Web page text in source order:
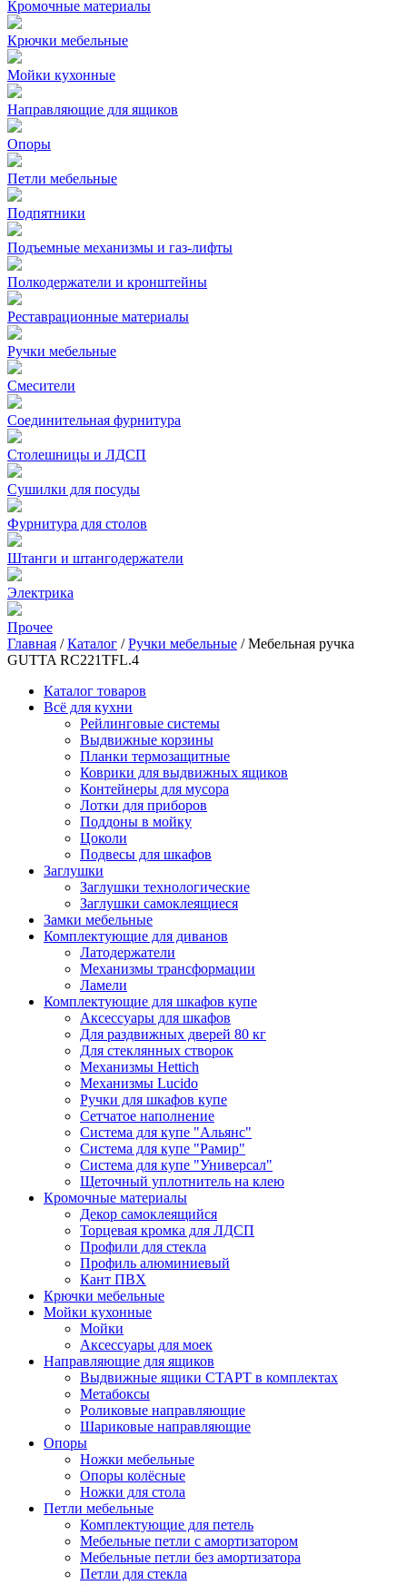
Кромочные материалы
Крючки мебельные
Мойки кухонные
Направляющие для ящиков
Опоры
Петли мебельные
Подпятники
Подъемные механизмы и газ-лифты
Полкодержатели и кронштейны
Реставрационные материалы
Ручки мебельные
Смесители
Соединительная фурнитура
Столешницы и ЛДСП
Сушилки для посуды
Фурнитура для столов
Штанги и штангодержатели
Электрика
Прочее
Главная /Каталог /Ручки мебельные /Мебельная ручка
GUTTA RC221TFL.4
Каталог товаров
Всё для кухни
Рейлинговые системы
Выдвижные корзины
Планки термозащитные
Коврики для выдвижных ящиков
Контейнеры для мусора
Лотки для приборов
Поддоны в мойку
Цоколи
Подвесы для шкафов
Заглушки
Заглушки технологические
Заглушки самоклеящиеся
Замки мебельные
Комплектующие для диванов
Латодержатели
Механизмы трансформации
Ламели
Комплектующие для шкафов купе
Аксессуары для шкафов
Для раздвижных дверей 80 кг
Для стеклянных створок
Механизмы Hettich
Механизмы Lucido
Ручки для шкафов купе
Сетчатое наполнение
Система для купе "Альянс"
Система для купе "Рамир"
Система для купе "Универсал"
Щеточный уплотнитель на клею
Кромочные материалы
Декор самоклеящийся
Торцевая кромка для ЛДСП
Профили для стекла
Профиль алюминиевый
Кант ПВХ
Крючки мебельные
Мойки кухонные
Мойки
Аксессуары для моек
Направляющие для ящиков
Выдвижные ящики СТАРТ в комплектах
Метабоксы
Роликовые направляющие
Шариковые направляющие
Опоры
Ножки мебельные
Опоры колёсные
Ножки для стола
Петли мебельные
Комплектующие для петель
Мебельные петли с амортизатором
Мебельные петли без амортизатора
Петли для стекла